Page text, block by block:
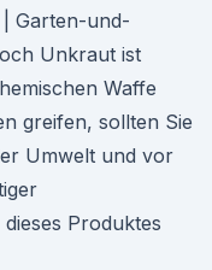
Garten-und-
Unkraut ist
Waffe
greifen, sollten Sie
Umwelt und vor
Produktes